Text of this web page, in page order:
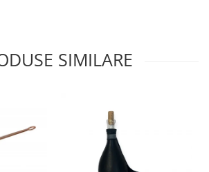
SIMILARE